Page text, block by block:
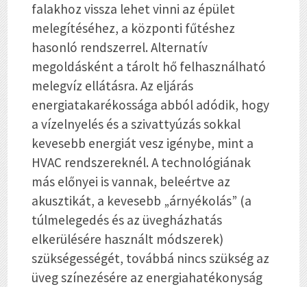
falakhoz vissza lehet vinni az épület
melegítéséhez, a központi fűtéshez
hasonló rendszerrel. Alternatív
megoldásként a tárolt hő felhasználható
melegvíz ellátásra. Az eljárás
energiatakarékossága abból adódik, hogy
a vízelnyelés és a szivattyúzás sokkal
kevesebb energiát vesz igénybe, mint a
HVAC rendszereknél. A technológiának
más előnyei is vannak, beleértve az
akusztikát, a kevesebb „árnyékolás” (a
túlmelegedés és az üvegházhatás
elkerülésére használt módszerek)
szükségességét, továbbá nincs szükség az
üveg színezésére az energiahatékonyság